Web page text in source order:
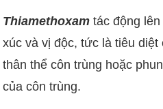
Thiamethoxam tác động
xúc và vị độc, tức là tiêu diệt
thân thể côn trùng hoặc
của côn trùng.